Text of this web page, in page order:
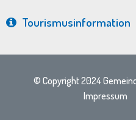
Tourismus­information
© Copyright 2024
Impressum